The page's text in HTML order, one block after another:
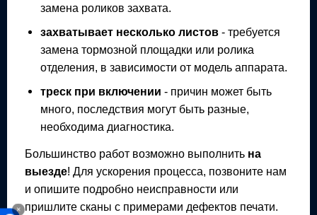
×
замена роликов захвата.
захватывает несколько листов - требуется
замена тормозной площадки или ролика
отделения, в зависимости от модель аппарата.
треск при включении - причин может быть
много, последствия могут быть разные,
необходима диагностика.
Большинство работ возможно выполнить на
выезде! Для ускорения процесса, позвоните нам
и опишите подробно неисправности или
пришлите сканы с примерами дефектов печати.